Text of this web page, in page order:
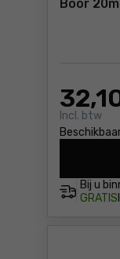
Boor
32
Incl. btw
Bij u
GRATIS